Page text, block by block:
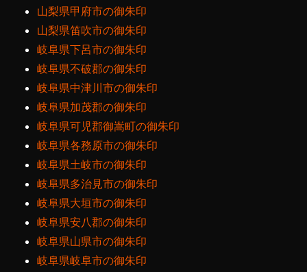
山梨県甲府市の御朱印
山梨県笛吹市の御朱印
岐阜県下呂市の御朱印
岐阜県不破郡の御朱印
岐阜県中津川市の御朱印
岐阜県加茂郡の御朱印
岐阜県可児郡御嵩町の御朱印
岐阜県各務原市の御朱印
岐阜県土岐市の御朱印
岐阜県多治見市の御朱印
岐阜県大垣市の御朱印
岐阜県安八郡の御朱印
岐阜県山県市の御朱印
岐阜県岐阜市の御朱印